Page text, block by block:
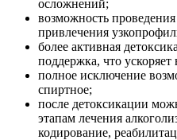
осложнений;
возможность
привлечения
более активная
поддержка, что ускоряет
полное исключение
спиртное;
после детоксикации
этапам лечения
кодирование,